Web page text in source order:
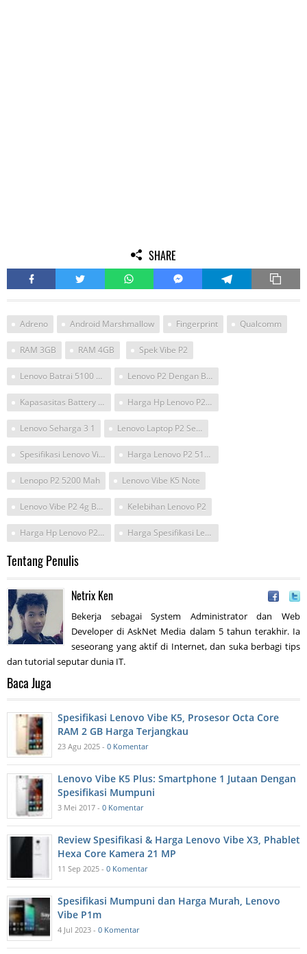
SHARE
Adreno Android Marshmallow Fingerprint Qualcomm
RAM 3GB RAM 4GB Spek Vibe P2
Lenovo Batrai 5100 Mah Lenovo P2 Dengan Baterai 5100 Mah Superr
Kapasasitas Battery Lenovo P2 Harga Hp Lenovo P2 Powerhaus
Lenovo Seharga 3 1 Lenovo Laptop P2 Seharga 3 1
Spesifikasi Lenovo Vibe P2 Harga Lenovo P2 5100 Mah
Lenopo P2 5200 Mah Lenovo Vibe K5 Note
Lenovo Vibe P2 4g Baterai Besar Kelebihan Lenovo P2
Harga Hp Lenovo P2 5100 Mah Harga Spesifikasi Lenovo P2 5100 Mah
Tentang Penulis
Netrix Ken
Bekerja sebagai System Administrator dan Web
Developer di AskNet Media dalam 5 tahun terakhir. Ia
seseorang yang aktif di Internet, dan suka berbagi tips
dan tutorial seputar dunia IT.
Baca Juga
Spesifikasi Lenovo Vibe K5, Prosesor Octa Core
RAM 2 GB Harga Terjangkau
23 Agu 2025 - 0 Komentar
Lenovo Vibe K5 Plus: Smartphone 1 Jutaan Dengan
Spesifikasi Mumpuni
3 Mei 2017 - 0 Komentar
Review Spesifikasi & Harga Lenovo Vibe X3, Phablet
Hexa Core Kamera 21 MP
11 Sep 2025 - 0 Komentar
Spesifikasi Mumpuni dan Harga Murah, Lenovo
Vibe P1m
4 Jul 2023 - 0 Komentar